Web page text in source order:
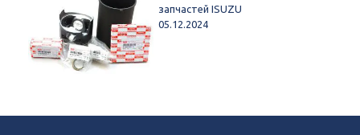
запчастей ISUZU
05.12.2024